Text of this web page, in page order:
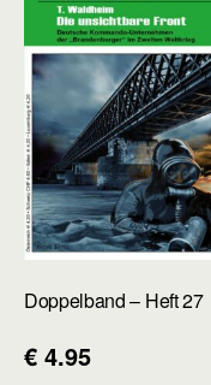
Doppelband – Heft 27
€ 4.95